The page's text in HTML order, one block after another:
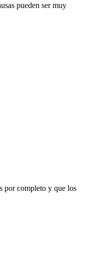
pueden ser muy
por completo y que los